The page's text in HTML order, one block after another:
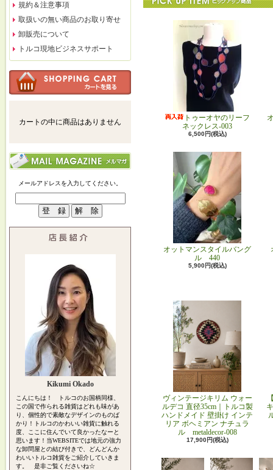
規約＆注意事項
取扱いの無い商品のお取り寄せ
卸販売について
トルコ現地ビジネスサポート
カートの中に商品はありません
メールアドレスを入力してください。
Kikumi Okado
こんにちは！ トルコのお国柄同様、
この国で作られる雑貨はどれも味があ
り、個性的で素敵なデザインのものば
かり！トルコのかわいい雑貨に触れる
度、ここに住んでいて良かったなーと
思います！当WEBSITEでは地元の強力
な卸問屋との結び付きで、どんどんか
わいいトルコ雑貨をご紹介していきま
す。 是非ご覧くださいね☆
トゥーオヤのリーフ
ネックレス-003
6,500円(税込)
オットマンスタイルバング
ル 440
5,900円(税込)
ヴィンテージキリム ウォー
ルデコ 直径35cm｜トルコ製
ハンドメイド 壁掛け インテ
リア ボヘミアン ナチュラ
ル metaldecor-008
17,900円(税込)